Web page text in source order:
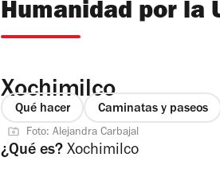
Humanidad por la
Xochimilco
Qué hacer Caminatas y paseos
Foto: Alejandra Carbajal
¿Qué es? Xochimilco